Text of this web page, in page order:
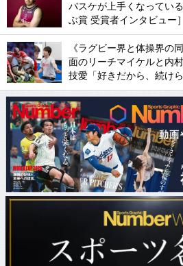
バスケが上手くなってい
ぶ賞 受賞者インタビュー］
《ラグビー界と体操界の
面のリーチマイケルと内
技愛「好きだから、続けら